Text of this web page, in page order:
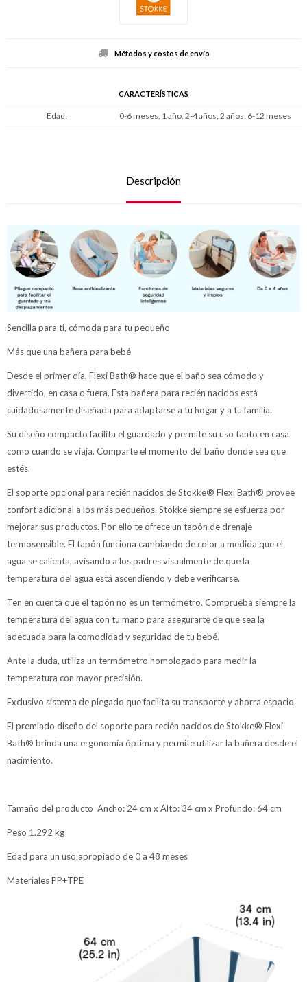
Métodos y costos de envío
CARACTERÍSTICAS
Edad 0-6 meses, 1 año, 2-4 años, 2 años, 6-12 meses
Descripción
Sencilla para ti, cómoda para tu pequeño
Más que una bañera para bebé
Desde el primer día, Flexi Bath® hace que el baño sea cómodo y
divertido, en casa o fuera. Esta bañera para recién nacidos está
cuidadosamente diseñada para adaptarse a tu hogar y a tu familia.
Su diseño compacto facilita el guardado y permite su uso tanto en casa
como cuando se viaja. Comparte el momento del baño donde sea que
estés.
El soporte opcional para recién nacidos de Stokke® Flexi Bath® provee
confort adicional a los más pequeños. Stokke siempre se esfuerza por
mejorar sus productos. Por ello te ofrece un tapón de drenaje
termosensible. El tapón funciona cambiando de color a medida que el
agua se calienta, avisando a los padres visualmente de que la
temperatura del agua está ascendiendo y debe verificarse.
Ten en cuenta que el tapón no es un termómetro. Comprueba siempre la
temperatura del agua con tu mano para asegurarte de que sea la
adecuada para la comodidad y seguridad de tu bebé.
Ante la duda, utiliza un termómetro homologado para medir la
temperatura con mayor precisión.
Exclusivo sistema de plegado que facilita su transporte y ahorra espacio.
El premiado diseño del soporte para recién nacidos de Stokke® Flexi
Bath® brinda una ergonomía óptima y permite utilizar la bañera desde el
nacimiento.
Tamaño del producto Ancho: 24 cm x Alto: 34 cm x Profundo: 64 cm
Peso 1.292 kg
Edad para un uso apropiado de 0 a 48 meses
Materiales PP+TPE